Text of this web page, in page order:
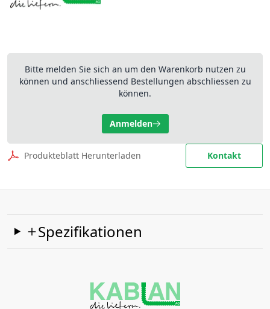
Bitte melden Sie sich an um den Warenkorb nutzen zu
können und anschliessend Bestellungen abschliessen zu
können.
Anmelden
Produkteblatt Herunterladen Kontakt
Spezifikationen